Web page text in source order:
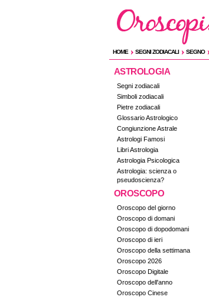
HOME SEGNI ZODIACALI SEGNO
ASTROLOGIA
Segni zodiacali
Simboli zodiacali
Pietre zodiacali
Glossario Astrologico
Congiunzione Astrale
Astrologi Famosi
Libri Astrologia
Astrologia Psicologica
Astrologia: scienza o
pseudoscienza?
OROSCOPO
Oroscopo del giorno
Oroscopo di domani
Oroscopo di dopodomani
Oroscopo di ieri
Oroscopo della settimana
Oroscopo 2026
Oroscopo Digitale
Oroscopo dell'anno
Oroscopo Cinese